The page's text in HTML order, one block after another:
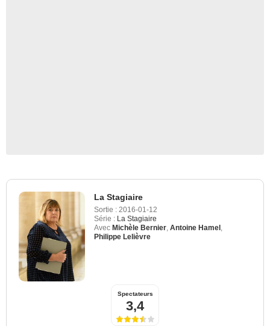
La Stagiaire
Sortie : 2016-01-12
Série : La Stagiaire
Avec Michèle Bernier Antoine Hamel
Philippe Lelièvre
Spectateurs
3,4